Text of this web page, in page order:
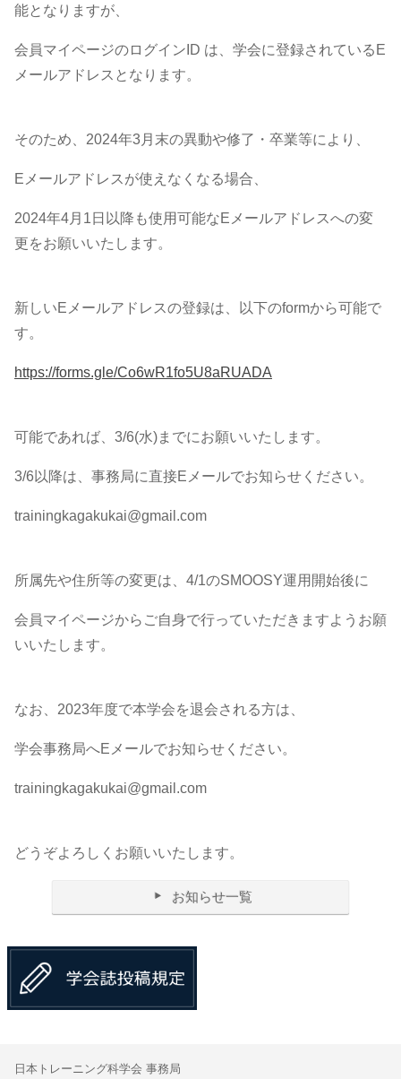
能となりますが、
会員マイページのログインID は、学会に登録されているE
メールアドレスとなります。
そのため、2024年3月末の異動や修了・卒業等により、
Eメールアドレスが使えなくなる場合、
2024年4月1日以降も使用可能なEメールアドレスへの変
更をお願いいたします。
新しいEメールアドレスの登録は、以下のformから可能で
す。
https://forms.gle/Co6wR1fo5U8aRUADA
可能であれば、3/6(水)までにお願いいたします。
3/6以降は、事務局に直接Eメールでお知らせください。
trainingkagakukai@gmail.com
所属先や住所等の変更は、4/1のSMOOSY運用開始後に
会員マイページからご自身で行っていただきますようお願
いいたします。
なお、2023年度で本学会を退会される方は、
学会事務局へEメールでお知らせください。
trainingkagakukai@gmail.com
どうぞよろしくお願いいたします。
お知らせ一覧
日本トレーニング科学会 事務局